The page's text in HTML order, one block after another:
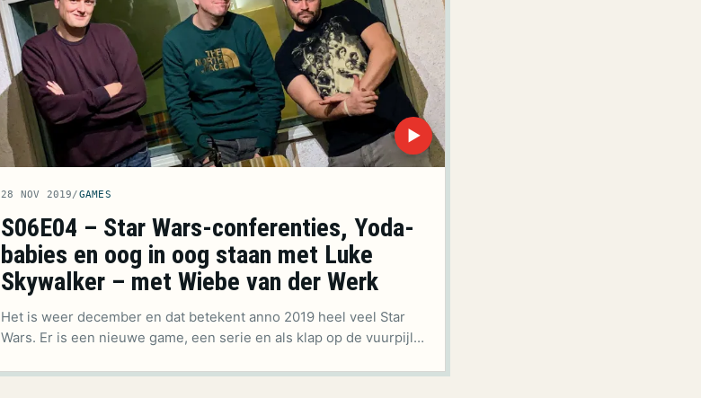
▶
28 NOV 2019/GAMES
S06E04 – Star Wars-conferenties, Yoda-
babies en oog in oog staan met Luke
Skywalker – met Wiebe van der Werk
Het is weer december en dat betekent anno 2019 heel veel Star
Wars. Er is een nieuwe game, een serie en als klap op de vuurpijl…